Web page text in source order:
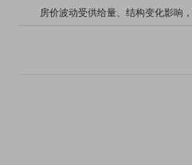
房价波动受供给量、结构变化影响